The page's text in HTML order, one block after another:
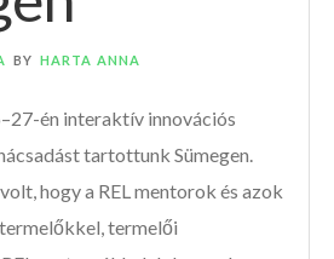
BY HARTA ANNA
én interaktív innovációs
tartottunk Sümegen.
hogy a REL mentorok és azok
termelői